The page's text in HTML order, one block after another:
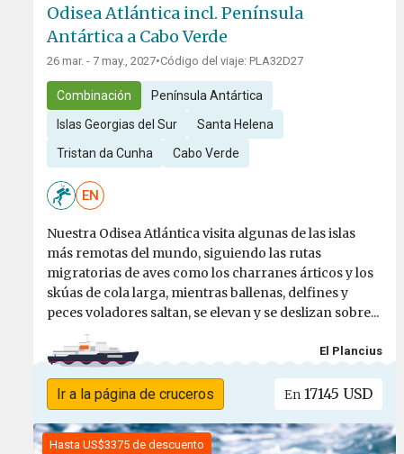
Odisea Atlántica incl. Península
Antártica a Cabo Verde
26 mar. - 7 may., 2027•Código del viaje: PLA32D27
Combinación Península Antártica
Islas Georgias del Sur Santa Helena
Tristan da Cunha Cabo Verde
EN
Nuestra Odisea Atlántica visita algunas de las islas
más remotas del mundo, siguiendo las rutas
migratorias de aves como los charranes árticos y los
skúas de cola larga, mientras ballenas, delfines y
peces voladores saltan, se elevan y se deslizan sobre...
El Plancius
Ir a la página de cruceros En 17145 USD
Hasta US$3375 de descuento